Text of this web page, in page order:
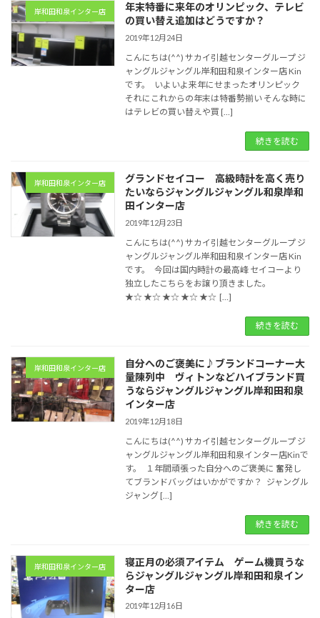
岸和田和泉インター店
年末特番に来年のオリンピック、テレビ
の買い替え追加はどうですか？
2019年12月24日
こんにちは(^^) サカイ引越センターグループ ジ
ャングルジャングル岸和田和泉インター店 Kin
です。 いよいよ来年にせまったオリンピック
それにこれからの年末は特番勢揃い そんな時に
はテレビの買い替えや買 […]
続きを読む
岸和田和泉インター店
グランドセイコー 高級時計を高く売り
たいならジャングルジャングル和泉岸和
田インター店
2019年12月23日
こんにちは(^^) サカイ引越センターグループ ジ
ャングルジャングル岸和田和泉インター店 Kin
です。 今回は国内時計の最高峰 セイコーより
独立したこちらをお譲り頂きました。
★☆ ★☆ ★☆ ★☆ ★☆ […]
続きを読む
岸和田和泉インター店
自分へのご褒美に♪ブランドコーナー大
量陳列中 ヴィトンなどハイブランド買
うならジャングルジャングル岸和田和泉
インター店
2019年12月18日
こんにちは(^^) サカイ引越センターグループ ジ
ャングルジャングル岸和田和泉インター店Kinで
す。 １年間頑張った自分へのご褒美に 奮発し
てブランドバッグはいかがですか？ ジャングル
ジャング […]
続きを読む
岸和田和泉インター店
寝正月の必須アイテム ゲーム機買うな
らジャングルジャングル岸和田和泉イン
ター店
2019年12月16日